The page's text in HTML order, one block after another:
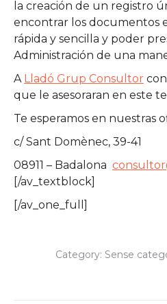
la creación de un registro
encontrar los documentos
rápida y sencilla y poder
Administración de una
A Lladó Grup Consultor
que le asesoraran en este
Te esperamos en nuestras
c/ Sant Domènec, 39-41
08911 – Badalona
[/av_textblock]
[/av_one_full]
Category: Sense